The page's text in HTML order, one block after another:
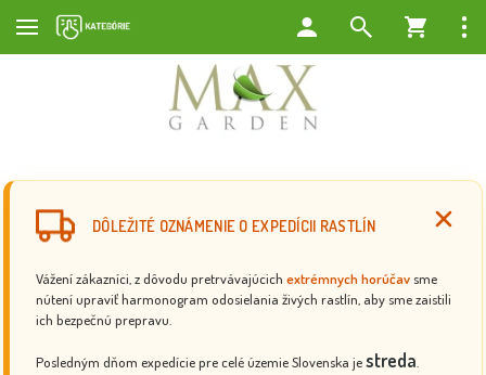
DÔLEŽITÉ OZNÁMENIE O EXPEDÍCII RASTLÍN
Vážení zákazníci, z dôvodu pretrvávajúcich extrémnych horúčav sme
nútení upraviť harmonogram odosielania živých rastlín, aby sme zaistili
ich bezpečnú prepravu.
Posledným dňom expedície pre celé územie Slovenska jestreda